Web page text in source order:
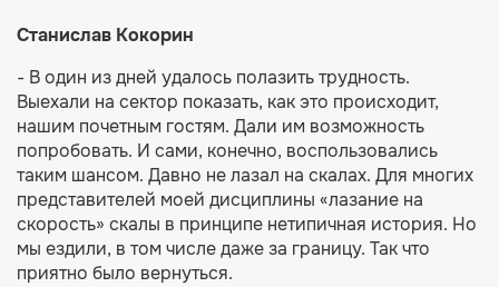
Станислав Кокорин
- В один из дней удалось полазить трудность.
Выехали на сектор показать, как это происходит,
нашим почетным гостям. Дали им возможность
попробовать. И сами, конечно, воспользовались
таким шансом. Давно не лазал на скалах. Для многих
представителей моей дисциплины «лазание на
скорость» скалы в принципе нетипичная история. Но
мы ездили, в том числе даже за границу. Так что
приятно было вернуться.